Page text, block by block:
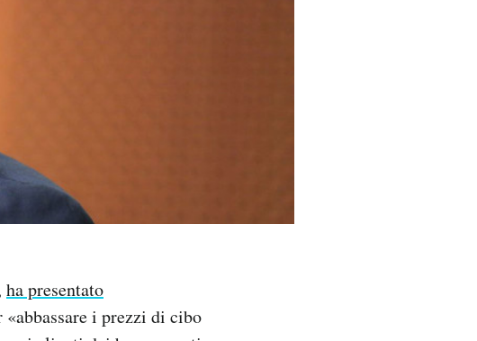
ha presentato
i prezzi di cibo